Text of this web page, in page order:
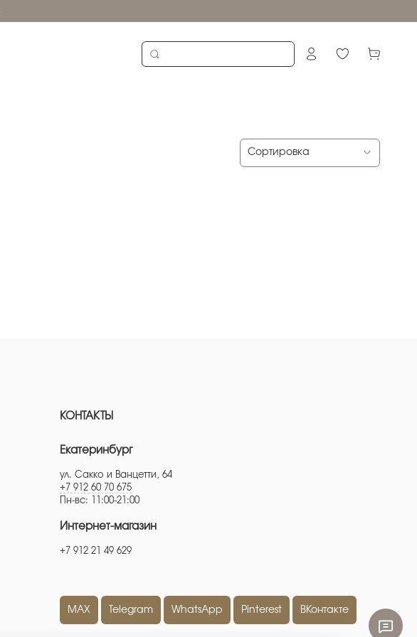
КОНТАКТЫ
Екатеринбург
ул. Сакко и Ванцетти, 64
+7 912 60 70 675
Пн-вс: 11:00-21:00
Интернет-магазин
+7 912 21 49 629
MAX Telegram WhatsApp Pinterest ВКонтакте